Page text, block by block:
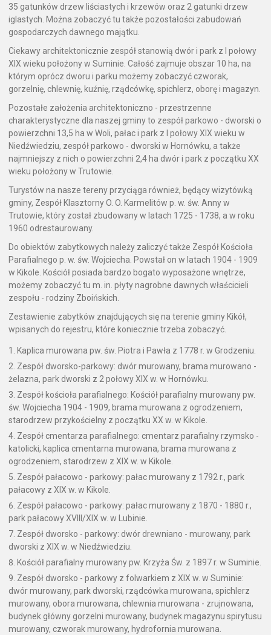
35 gatunków drzew liściastych i krzewów oraz 2 gatunki drzew
iglastych. Można zobaczyć tu także pozostałości zabudowań
gospodarczych dawnego majątku.
Ciekawy architektonicznie zespół stanowią dwór i park z I połowy
XIX wieku położony w Suminie. Całość zajmuje obszar 10 ha, na
którym oprócz dworu i parku możemy zobaczyć czworak,
gorzelnię, chlewnię, kuźnię, rządcówkę, spichlerz, oborę i magazyn.
Pozostałe założenia architektoniczno - przestrzenne
charakterystyczne dla naszej gminy to zespół parkowo - dworski o
powierzchni 13,5 ha w Woli, pałac i park z I połowy XIX wieku w
Niedźwiedziu, zespół parkowo - dworski w Hornówku, a także
najmniejszy z nich o powierzchni 2,4 ha dwór i park z początku XX
wieku położony w Trutowie.
Turystów na nasze tereny przyciąga również, będący wizytówką
gminy, Zespół Klasztorny O. O. Karmelitów p. w. św. Anny w
Trutowie, który został zbudowany w latach 1725 - 1738, a w roku
1960 odrestaurowany.
Do obiektów zabytkowych należy zaliczyć także Zespół Kościoła
Parafialnego p. w. św. Wojciecha. Powstał on w latach 1904 - 1909
w Kikole. Kościół posiada bardzo bogato wyposażone wnętrze,
możemy zobaczyć tu m. in. płyty nagrobne dawnych właścicieli
zespołu - rodziny Zboińskich.
Zestawienie zabytków znajdujących się na terenie gminy Kikół,
wpisanych do rejestru, które koniecznie trzeba zobaczyć.
Kaplica murowana pw. św. Piotra i Pawła z 1778 r. w Grodzeniu.
Zespół dworsko-parkowy: dwór murowany, brama murowano -
żelazna, park dworski z 2 połowy XIX w. w Hornówku.
Zespół kościoła parafialnego: Kościół parafialny murowany pw.
św. Wojciecha 1904 - 1909, brama murowana z ogrodzeniem,
starodrzew przykościelny z początku XX w. w Kikole.
Zespół cmentarza parafialnego: cmentarz parafialny rzymsko -
katolicki, kaplica cmentarna murowana, brama murowana z
ogrodzeniem, starodrzew z XIX w. w Kikole.
Zespół pałacowo - parkowy: pałac murowany z 1792 r., park
pałacowy z XIX w. w Kikole.
Zespół pałacowo - parkowy: pałac murowany z 1870 - 1880 r.,
park pałacowy XVIII/XIX w. w Lubinie.
Zespół dworsko - parkowy: dwór drewniano - murowany, park
dworski z XIX w. w Niedźwiedziu.
Kościół parafialny murowany pw. Krzyża Św. z 1897 r. w Suminie.
Zespół dworsko - parkowy z folwarkiem z XIX w. w Suminie:
dwór murowany, park dworski, rządcówka murowana, spichlerz
murowany, obora murowana, chlewnia murowana - zrujnowana,
budynek główny gorzelni murowany, budynek magazynu spirytusu
murowany, czworak murowany, hydrofornia murowana.